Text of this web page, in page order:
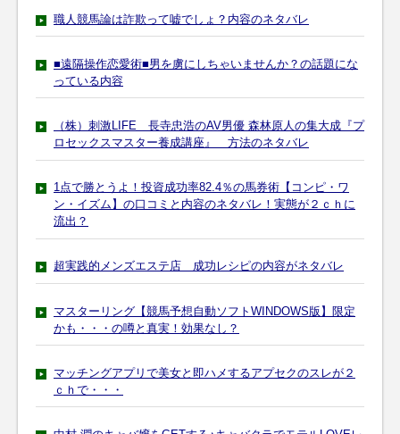
職人競馬論は詐欺って嘘でしょ？内容のネタバレ
■遠隔操作恋愛術■男を虜にしちゃいませんか？の話題にな
っている内容
（株）刺激LIFE 長寺忠浩のAV男優 森林原人の集大成『プ
ロセックスマスター養成講座』 方法のネタバレ
1点で勝とうよ！投資成功率82.4％の馬券術【コンピ・ワ
ン・イズム】の口コミと内容のネタバレ！実態が２ｃｈに
流出？
超実践的メンズエステ店 成功レシピの内容がネタバレ
マスターリング【競馬予想自動ソフトWINDOWS版】限定
かも・・・の噂と真実！効果なし？
マッチングアプリで美女と即ハメするアプセクのスレが２
ｃｈで・・・